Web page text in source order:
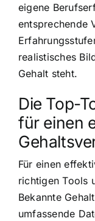
eigene
entsprechende
realistisches
Gehalt steht.
Die Top-
für einen
Für einen
richtigen Tools
Bekannte
umfassende